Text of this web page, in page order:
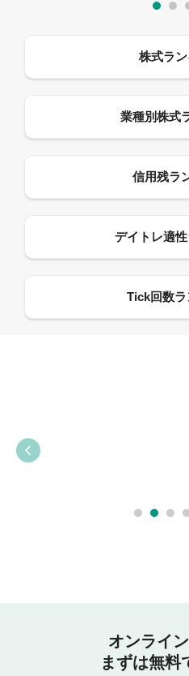
オンライン
まずは無料